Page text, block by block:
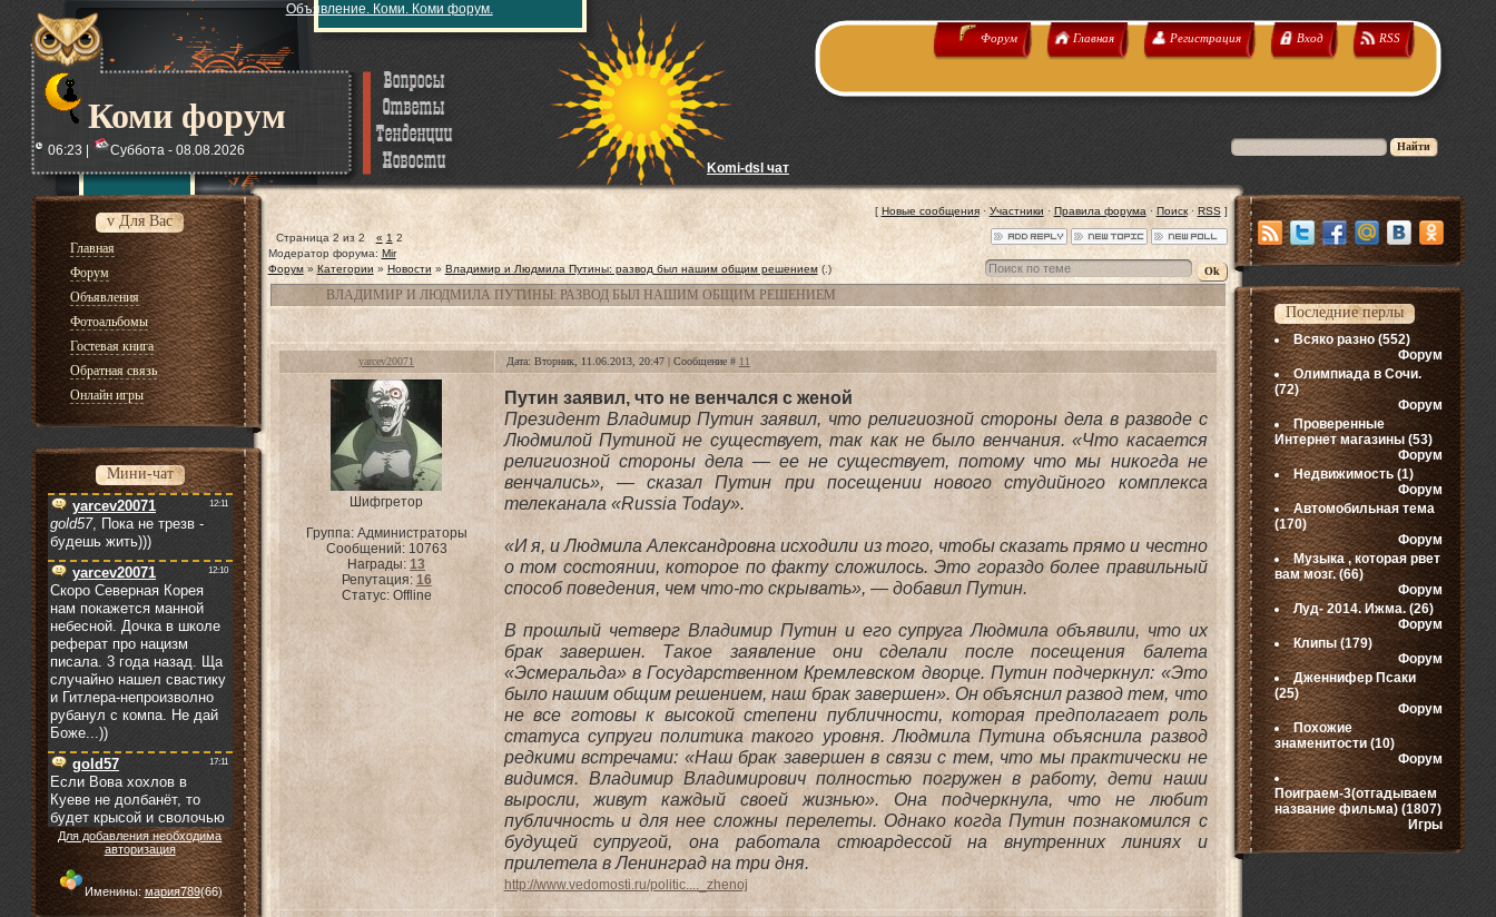
Коми форум
Объявление. Коми. Коми форум.
Форум Главная Регистрация Вход RSS
06:23 |
Суббота - 08.08.2026
Komi-dsl чат
v Для Вас
Главная
Форум
Объявления
Фотоальбомы
Гостевая книга
Обратная связь
Онлайн игры
Мини-чат
Для добавления необходима
авторизация
Именины:мария789(66)
[ Новые сообщения· Участники · Правила форума · Поиск· RSS]
Страница2 из 2 « 1 2
Модератор форума: Mir
Форум » Категории » Новости » Владимир и Людмила Путины: развод был нашим общим решением (.)
ВЛАДИМИР И ЛЮДМИЛА ПУТИНЫ: РАЗВОД БЫЛ НАШИМ ОБЩИМ РЕШЕНИЕМ
yarcev20071 Дата: Вторник, 11.06.2013, 20:47 | Сообщение # 11
Шифгретор
Группа: Администраторы
Сообщений: 10763
Награды:13
Репутация: 16
Статус: Offline
Путин заявил, что не венчался с женой
Президент Владимир Путин заявил, что религиозной стороны дела в разводе с
Людмилой Путиной не существует, так как не было венчания. «Что касается
религиозной стороны дела — ее не существует, потому что мы никогда не
венчались», — сказал Путин при посещении нового студийного комплекса
телеканала «Russia Today».
«И я, и Людмила Александровна исходили из того, чтобы сказать прямо и честно
о том состоянии, которое по факту сложилось. Это гораздо более правильный
способ поведения, чем что-то скрывать», — добавил Путин.
В прошлый четверг Владимир Путин и его супруга Людмила объявили, что их
брак завершен. Такое заявление они сделали после посещения балета
«Эсмеральда» в Государственном Кремлевском дворце. Путин подчеркнул: «Это
было нашим общим решением, наш брак завершен». Он объяснил развод тем, что
не все готовы к высокой степени публичности, которая предполагает роль
статуса супруги политика такого уровня. Людмила Путина объяснила развод
редкими встречами: «Наш брак завершен в связи с тем, что мы практически не
видимся. Владимир Владимирович полностью погружен в работу, дети наши
выросли, живут каждый своей жизнью». Она подчеркнула, что не любит
публичность и для нее сложны перелеты. Однако когда Путин познакомился с
будущей супругой, она работала стюардессой на внутренних линиях и
прилетела в Ленинград на три дня.
http://www.vedomosti.ru/politic...._zhenoj
Последние перлы
Всяко разно (552)
Форум
Олимпиада в Сочи.
(72)
Форум
Проверенные
Интернет магазины (53)
Форум
Недвижимость (1)
Форум
Автомобильная тема
(170)
Форум
Музыка , которая рвет
вам мозг. (66)
Форум
Луд- 2014. Ижма. (26)
Форум
Клипы (179)
Форум
Дженнифер Псаки
(25)
Форум
Похожие
знаменитости (10)
Форум
Поиграем-3(отгадываем
название фильма) (1807)
Игры